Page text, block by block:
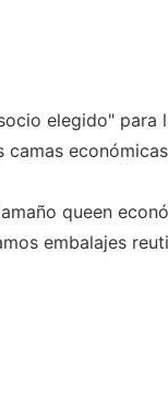
elegido"
queen
embalajes